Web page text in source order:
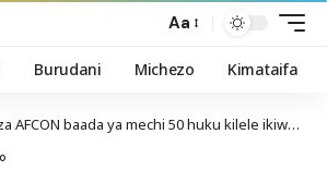
Aa
Burudani Michezo Kimataifa
baada ya mechi 50 huku kilele ikiwa Jumapili